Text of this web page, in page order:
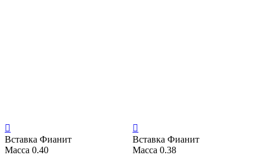

Вставка Фианит
Масса 0.40

Вставка Фианит
Масса 0.38